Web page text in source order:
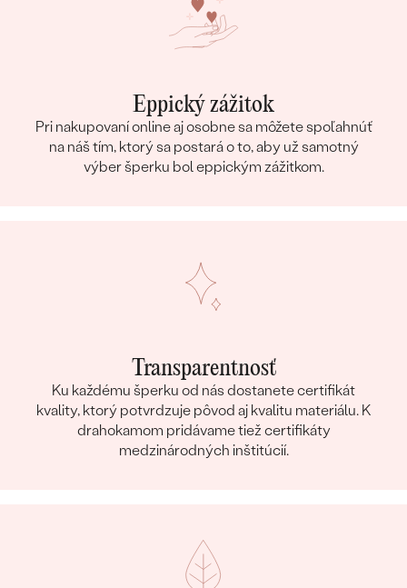
Eppický zážitok
Pri nakupovaní online aj osobne sa môžete spoľahnúť
na náš tím, ktorý sa postará o to, aby už samotný
výber šperku bol eppickým zážitkom.
Transparentnosť
Ku každému šperku od nás dostanete certifikát
kvality, ktorý potvrdzuje pôvod aj kvalitu materiálu. K
drahokamom pridávame tiež certifikáty
medzinárodných inštitúcií.